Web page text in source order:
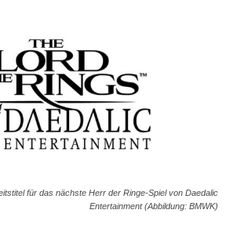
für das nächste Herr der Ringe-Spiel von Daedalic
Entertainment (Abbildung: BMWK)